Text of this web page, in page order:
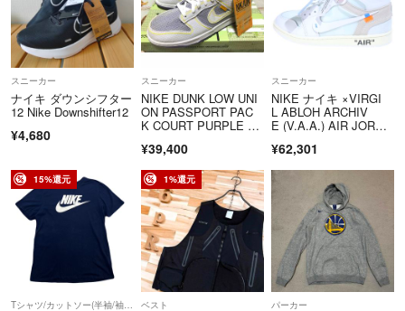
スニーカー
ナイキ ダウンシフター
12 Nike Downshifter12
¥4,680
スニーカー
NIKE DUNK LOW UNI
ON PASSPORT PAC
K COURT PURPLE 31
¥39,400
スニーカー
NIKE ナイキ ×VIRGI
L ABLOH ARCHIV
E (V.A.A.) AIR JORDA
G ALASKAAA エアジ
スカ ハイカットスニー
カー ホワイト US9/27
cm 3834-100
¥62,301
15%還元
Tシャツ/カットソー(半袖/袖なし)
1%還元
ベスト パーカー